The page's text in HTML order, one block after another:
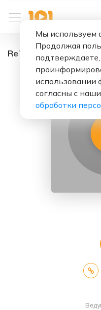
ReThink - радио
Мы используем
Продолжая
использовании
согласны с
обработки